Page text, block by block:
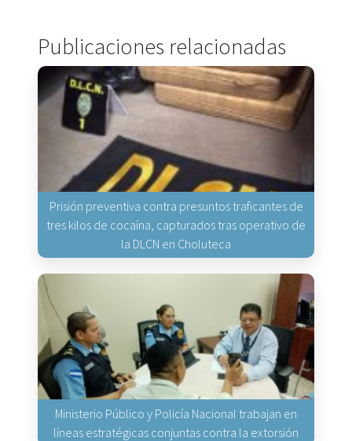
Publicaciones relacionadas
Prisión preventiva contra presuntos traficantes de
tres kilos de cocaína, capturados tras operativo de
la DLCN en Choluteca
Ministerio Público y Policía Nacional trabajan en
líneas estratégicas conjuntas contra la extorsión